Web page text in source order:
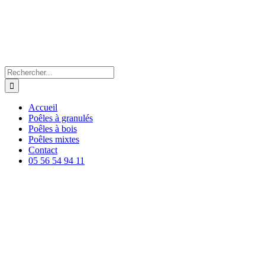
Rechercher:
Accueil
Poêles à granulés
Poêles à bois
Poêles mixtes
Contact
05 56 54 94 11